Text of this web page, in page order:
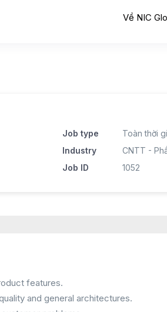
Về NIC
Job type
Toàn thời
Industry
CNTT -
Job ID
1052
features.
and general architectures.